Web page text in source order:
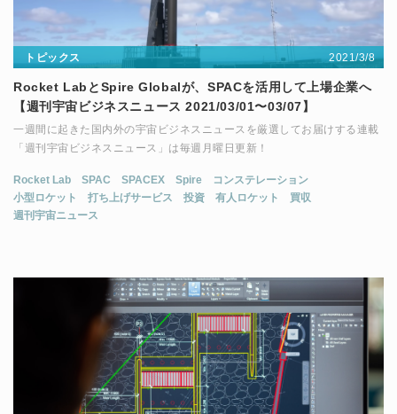
トピックス 2021/3/8
Rocket LabとSpire Globalが、SPACを活用して上場企業へ
【週刊宇宙ビジネスニュース 2021/03/01〜03/07】
一週間に起きた国内外の宇宙ビジネスニュースを厳選してお届けする連載
「週刊宇宙ビジネスニュース」は毎週月曜日更新！
Rocket Lab SPAC SPACEX Spire
コンステレーション
小型ロケット
打ち上げサービス 投資 有人ロケット
買収
週刊宇宙ニュース